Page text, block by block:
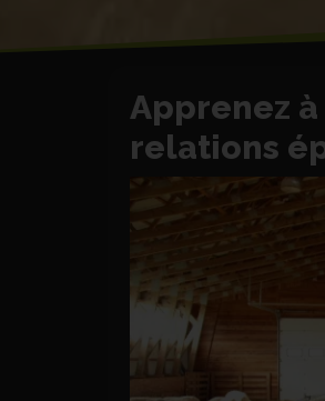
Apprenez
relations